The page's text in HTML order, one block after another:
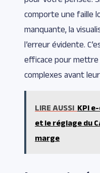
comporte une faille
manquante, la
l’erreur évidente.
efficace pour
complexes avant
LIRE AUSSI KPI
et le réglage du
marge